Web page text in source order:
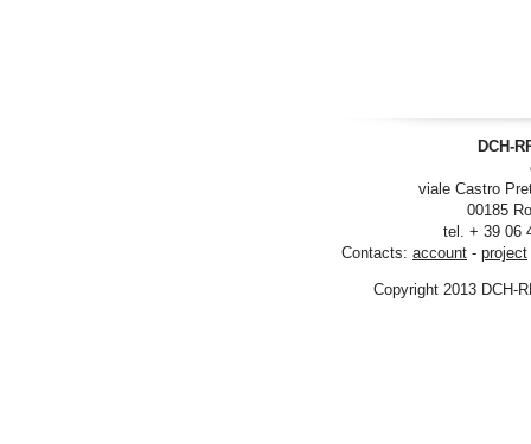
DCH-
viale Castro
00185
tel. + 39 06
Contacts: account - project
Copyright 2013 DCH-